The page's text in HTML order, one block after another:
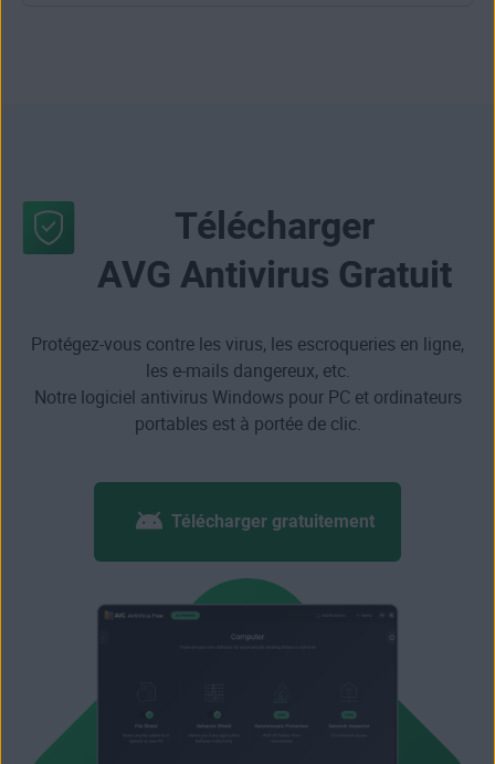
Télécharger
AVG Antivirus Gratuit
Protégez-vous contre les virus, les escroqueries en ligne,
les e-mails dangereux, etc.
Notre logiciel antivirus Windows pour PC et ordinateurs
portables est à portée de clic.
Télécharger gratuitement